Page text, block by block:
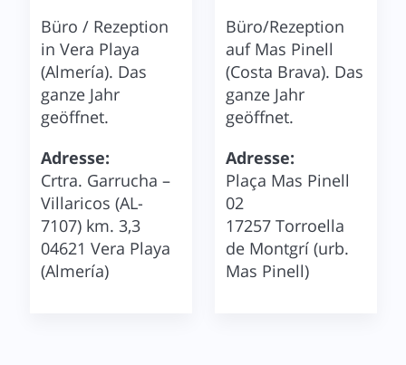
Büro / Rezeption
in Vera Playa
(Almería). Das
ganze Jahr
geöffnet.
Adresse:
Crtra. Garrucha –
Villaricos (AL-
7107) km. 3,3
04621 Vera Playa
(Almería)
Büro/Rezeption
auf Mas Pinell
(Costa Brava). Das
ganze Jahr
geöffnet.
Adresse:
Plaça Mas Pinell
02
17257 Torroella
de Montgrí (urb.
Mas Pinell)